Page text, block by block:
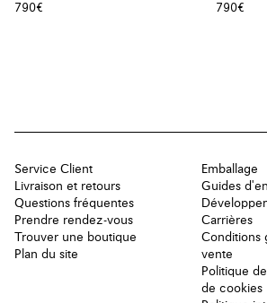
790€
790€
Service Client
Livraison et retours
Questions fréquentes
Prendre rendez-vous
Trouver une boutique
Plan du site
Emballage
Guides
Carrières
Conditions
vente
Politique
de cookies